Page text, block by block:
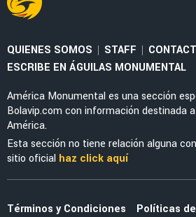
QUIENES SOMOS | STAFF |
ESCRIBE EN ÁGUILAS MONUMENTAL
América Monumental es una sección
Bolavip.com con información destinada
América.
Esta sección no tiene relación alguna
sitio oficial haz click aquí
Términos y Condiciones
Políticas